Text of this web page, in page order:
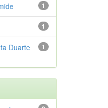
1
1
1
Duarte